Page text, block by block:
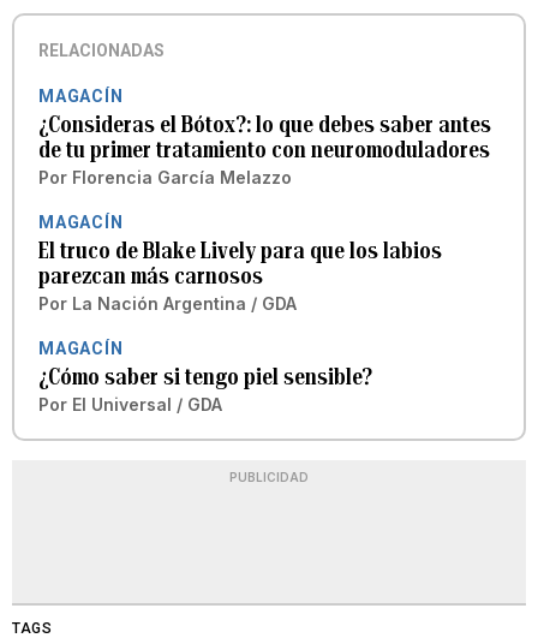
RELACIONADAS
MAGACÍN
¿Consideras el Bótox?: lo que debes saber antes
de tu primer tratamiento con neuromoduladores
Por Florencia García Melazzo
MAGACÍN
El truco de Blake Lively para que los labios
parezcan más carnosos
Por La Nación Argentina / GDA
MAGACÍN
¿Cómo saber si tengo piel sensible?
Por El Universal / GDA
PUBLICIDAD
TAGS